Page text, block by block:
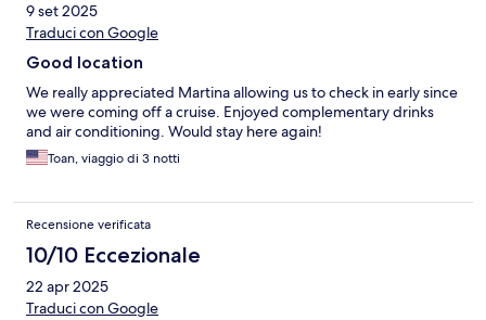
9 set 2025
Traduci con Google
Good location
We really appreciated Martina allowing us to check in early since
we were coming off a cruise. Enjoyed complementary drinks
and air conditioning. Would stay here again!
Toan, viaggio di 3 notti
Recensione verificata
10/10 Eccezionale
22 apr 2025
Traduci con Google